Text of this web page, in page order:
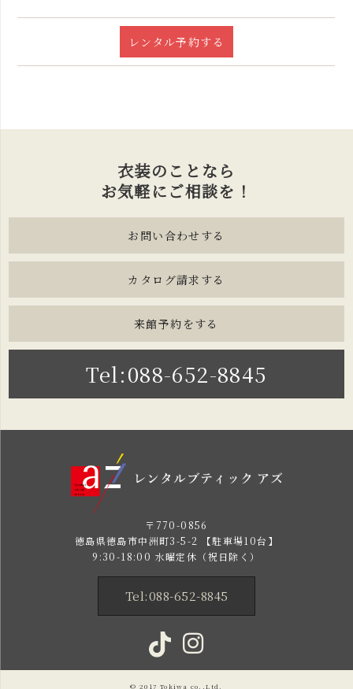
レンタル予約する
衣装のことなら
お気軽にご相談を！
お問い合わせする
カタログ請求する
来館予約をする
Tel:088-652-8845
〒770-0856
徳島県徳島市中洲町3-5-2 【駐車場10台】
9:30-18:00 水曜定休（祝日除く）
Tel:088-652-8845
© 2017 Tokiwa co.,Ltd.